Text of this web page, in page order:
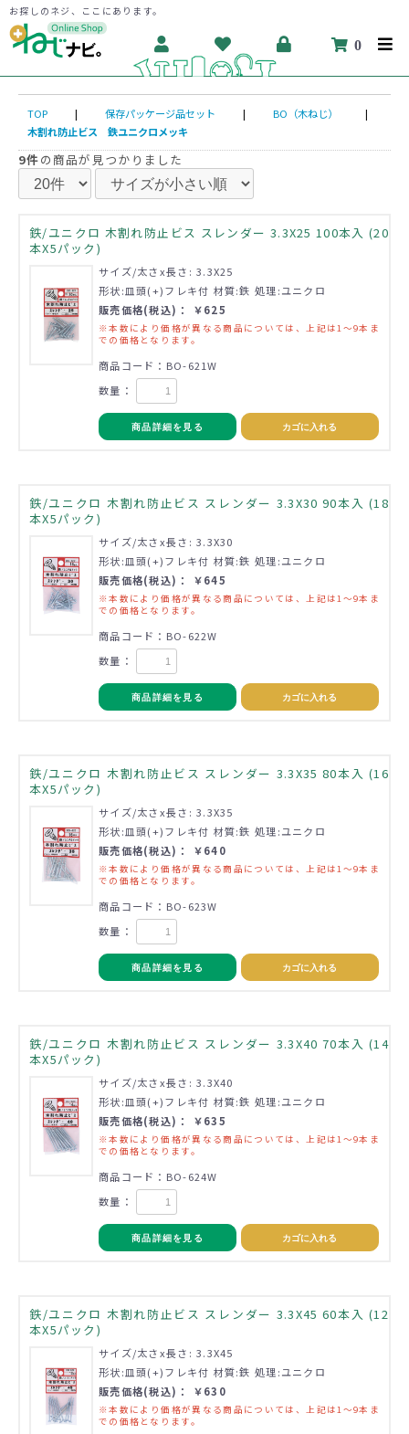
お探しのネジ、ここにあります。
0
TOP | 保存パッケージ品セット | BO（木ねじ）
|
木割れ防止ビス 鉄ユニクロメッキ
9件の商品が見つかりました
鉄/ユニクロ 木割れ防止ビス スレンダー 3.3X25 100本入 (20
本X5パック)
サイズ/太さx長さ: 3.3X25
形状:皿頭(+)フレキ付 材質:鉄 処理:ユニクロ
販売価格(税込)： ￥625
※本数により価格が異なる商品については、上記は1～9本ま
での価格となります。
商品コード：BO-621W
数量：
商品詳細を見る カゴに入れる
鉄/ユニクロ 木割れ防止ビス スレンダー 3.3X30 90本入 (18
本X5パック)
サイズ/太さx長さ: 3.3X30
形状:皿頭(+)フレキ付 材質:鉄 処理:ユニクロ
販売価格(税込)： ￥645
※本数により価格が異なる商品については、上記は1～9本ま
での価格となります。
商品コード：BO-622W
数量：
商品詳細を見る カゴに入れる
鉄/ユニクロ 木割れ防止ビス スレンダー 3.3X35 80本入 (16
本X5パック)
サイズ/太さx長さ: 3.3X35
形状:皿頭(+)フレキ付 材質:鉄 処理:ユニクロ
販売価格(税込)： ￥640
※本数により価格が異なる商品については、上記は1～9本ま
での価格となります。
商品コード：BO-623W
数量：
商品詳細を見る カゴに入れる
鉄/ユニクロ 木割れ防止ビス スレンダー 3.3X40 70本入 (14
本X5パック)
サイズ/太さx長さ: 3.3X40
形状:皿頭(+)フレキ付 材質:鉄 処理:ユニクロ
販売価格(税込)： ￥635
※本数により価格が異なる商品については、上記は1～9本ま
での価格となります。
商品コード：BO-624W
数量：
商品詳細を見る カゴに入れる
鉄/ユニクロ 木割れ防止ビス スレンダー 3.3X45 60本入 (12
本X5パック)
サイズ/太さx長さ: 3.3X45
形状:皿頭(+)フレキ付 材質:鉄 処理:ユニクロ
販売価格(税込)： ￥630
※本数により価格が異なる商品については、上記は1～9本ま
での価格となります。